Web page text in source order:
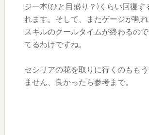
ジ一本(ひと目盛り？)くらい回復す
れます。そして、またゲージが割
スキルのクールタイムが終わるの
てるわけですね。
セシリアの花を取りに行くのもも
ません、良かったら参考まで。